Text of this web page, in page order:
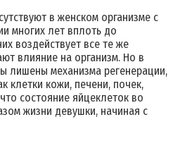
в женском организме с
многих лет вплоть до
воздействует все те же
влияние на организм. Но в
лишены механизма регенерации,
клетки кожи, печени, почек,
состояние яйцеклеток во
жизни девушки, начиная с